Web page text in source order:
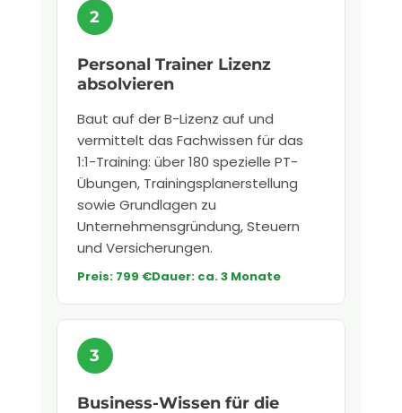
Personal Trainer Lizenz
absolvieren
Baut auf der B-Lizenz auf und
vermittelt das Fachwissen für das
1:1-Training: über 180 spezielle PT-
Übungen, Trainingsplanerstellung
sowie Grundlagen zu
Unternehmensgründung, Steuern
und Versicherungen.
Preis: 799 €Dauer: ca. 3 Monate
Business-Wissen für die